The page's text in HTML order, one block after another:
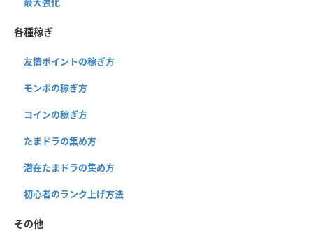
各種稼ぎ
友情ポイントの稼ぎ方
モンポの稼ぎ方
コインの稼ぎ方
たまドラの集め方
潜在たまドラの集め方
初心者のランク上げ方法
その他